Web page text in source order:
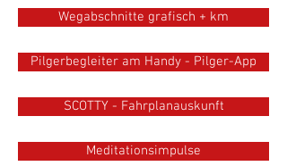
Wegabschnitte grafisch + km
Pilgerbegleiter am Handy - Pilger-App
SCOTTY - Fahrplanauskunft
Meditationsimpulse